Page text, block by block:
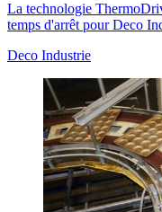
La technologie
temps d'arrêt pour Deco
Deco Industrie